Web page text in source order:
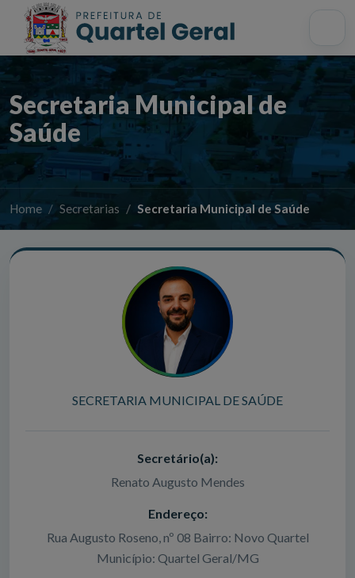
Acessibilidade InícioMapa do site
Secretaria Municipal de
Saúde
Home Secretarias Secretaria Municipal de Saúde
SECRETARIA MUNICIPAL DE SAÚDE
Secretário(a):
Renato Augusto Mendes
Endereço:
Rua Augusto Roseno, nº 08 Bairro: Novo Quartel
Município: Quartel Geral/MG